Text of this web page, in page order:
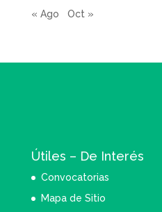
« Ago Oct »
Útiles – De Interés
Convocatorias
Mapa de Sitio